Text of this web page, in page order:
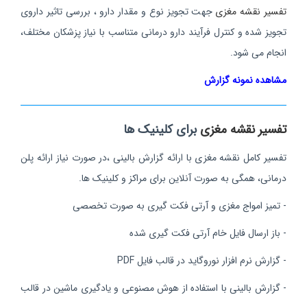
تفسیر نقشه مغزی جهت تجویز نوع و مقدار دارو ، بررسی تاثیر داروی
تجویز شده و کنترل فرآیند دارو درمانی متناسب با نیاز پزشکان مختلف،
انجام می شود.
مشاهده نمونه گزارش
تفسیر نقشه مغزیبرای کلینیک ها
تفسیر کامل نقشه مغزی با ارائه گزارش بالینی ،در صورت نیاز ارائه پلن
درمانی، همگی به صورت آنلاین برای مراکز و کلینیک ها.
- تمیز امواج مغزی و آرتی فکت گیری به صورت تخصصی
- باز ارسال فایل خام آرتی فکت گیری شده
- گزارش نرم افزار نوروگاید در قالب فایل PDF
- گزارش بالینی با استفاده از هوش مصنوعی و یادگیری ماشین در قالب